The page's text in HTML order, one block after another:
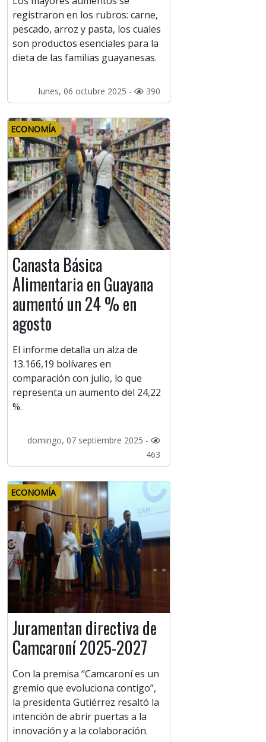
registraron en los rubros: carne,
pescado, arroz y pasta, los cuales
son productos esenciales para la
dieta de las familias guayanesas.
lunes, 06 octubre 2025 - 390
ECONOMÍA
Canasta Básica
Alimentaria en Guayana
aumentó un 24 % en
agosto
El informe detalla un alza de
13.166,19 bolívares en
comparación con julio, lo que
representa un aumento del 24,22
%.
domingo, 07 septiembre 2025 -
463
ECONOMÍA
Juramentan directiva de
Camcaroní 2025-2027
Con la premisa “Camcaroní es un
gremio que evoluciona contigo”,
la presidenta Gutiérrez resaltó la
intención de abrir puertas a la
innovación y a la colaboración.